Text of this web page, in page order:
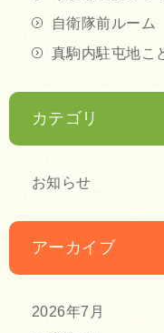
自衛隊前ルーム
真駒内駐屯地こ
カテゴリ
お知らせ
アーカイブ
2026年7月